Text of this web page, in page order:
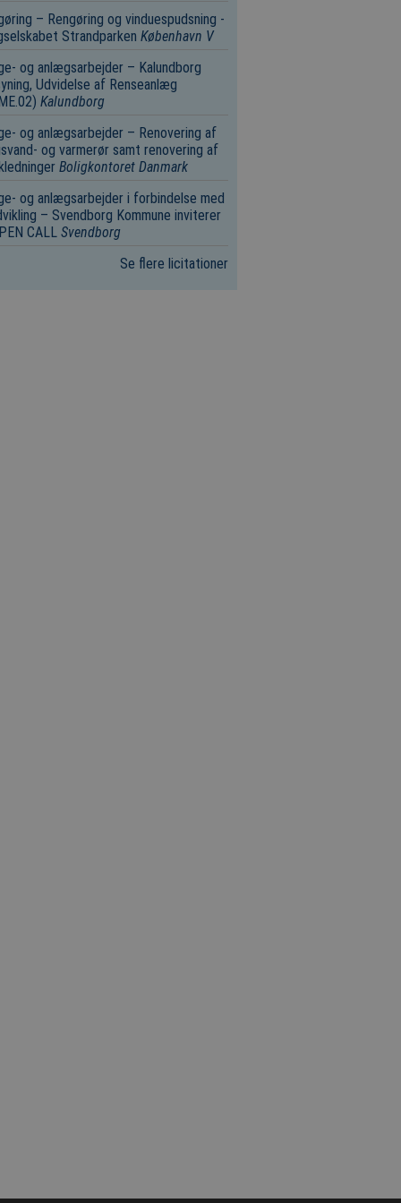
– Rengøring og vinduespudsning -
Strandparken København V
og anlægsarbejder – Kalundborg
Udvidelse af Renseanlæg
Kalundborg
og anlægsarbejder – Renovering af
og varmerør samt renovering af
Boligkontoret Danmark
og anlægsarbejder i forbindelse med
– Svendborg Kommune inviterer
CALL Svendborg
Se flere licitationer